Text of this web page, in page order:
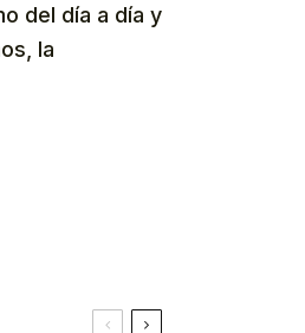
del día a día y
la